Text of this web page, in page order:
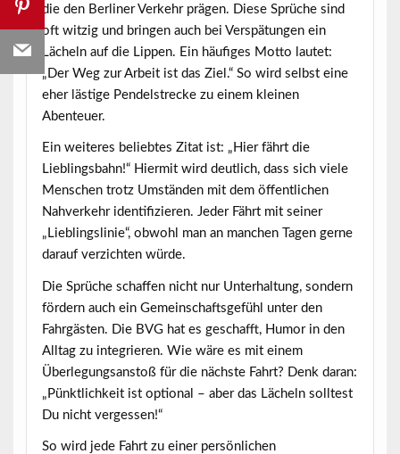
die den Berliner Verkehr prägen. Diese Sprüche sind
oft witzig und bringen auch bei Verspätungen ein
Lächeln auf die Lippen. Ein häufiges Motto lautet:
„Der Weg zur Arbeit ist das Ziel.“ So wird selbst eine
eher lästige Pendelstrecke zu einem kleinen
Abenteuer.
Ein weiteres beliebtes Zitat ist: „Hier fährt die
Lieblingsbahn!“ Hiermit wird deutlich, dass sich viele
Menschen trotz Umständen mit dem öffentlichen
Nahverkehr identifizieren. Jeder Fährt mit seiner
„Lieblingslinie“, obwohl man an manchen Tagen gerne
darauf verzichten würde.
Die Sprüche schaffen nicht nur Unterhaltung, sondern
fördern auch ein Gemeinschaftsgefühl unter den
Fahrgästen. Die BVG hat es geschafft, Humor in den
Alltag zu integrieren. Wie wäre es mit einem
Überlegungsanstoß für die nächste Fahrt? Denk daran:
„Pünktlichkeit ist optional – aber das Lächeln solltest
Du nicht vergessen!“
So wird jede Fahrt zu einer persönlichen